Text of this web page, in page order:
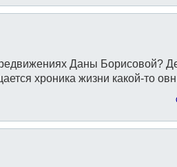
Даны Борисовой?
хроника жизни какой-то